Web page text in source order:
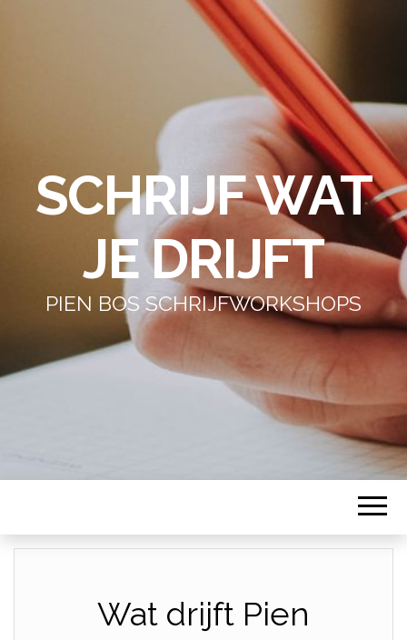
SCHRIJF WAT
JE DRIJFT
PIEN BOS SCHRIJFWORKSHOPS
Wat drijft Pien